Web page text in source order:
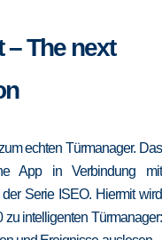
– The next
echten Türmanager. Das
App in Verbindung mit
Serie ISEO. Hiermit wird
intelligenten Türmanager: